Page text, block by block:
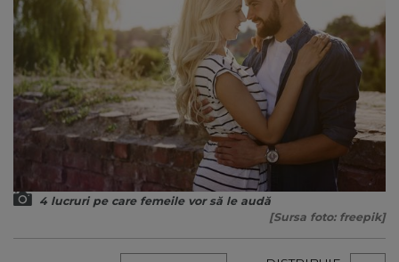
4 lucruri pe care femeile vor să le audă
[Sursa foto: freepik]